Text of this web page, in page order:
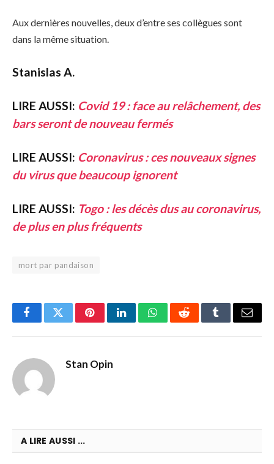
Aux dernières nouvelles, deux d’entre ses collègues sont
dans la même situation.
Stanislas A.
LIRE AUSSI: Covid 19 : face au relâchement, des
bars seront de nouveau fermés
LIRE AUSSI: Coronavirus : ces nouveaux signes
du virus que beaucoup ignorent
LIRE AUSSI: Togo : les décès dus au coronavirus,
de plus en plus fréquents
mort par pandaison
FacebookTwitterPinterestLinkedInWhatsAppRedditTumblrEmail
Stan Opin
A LIRE AUSSI ...